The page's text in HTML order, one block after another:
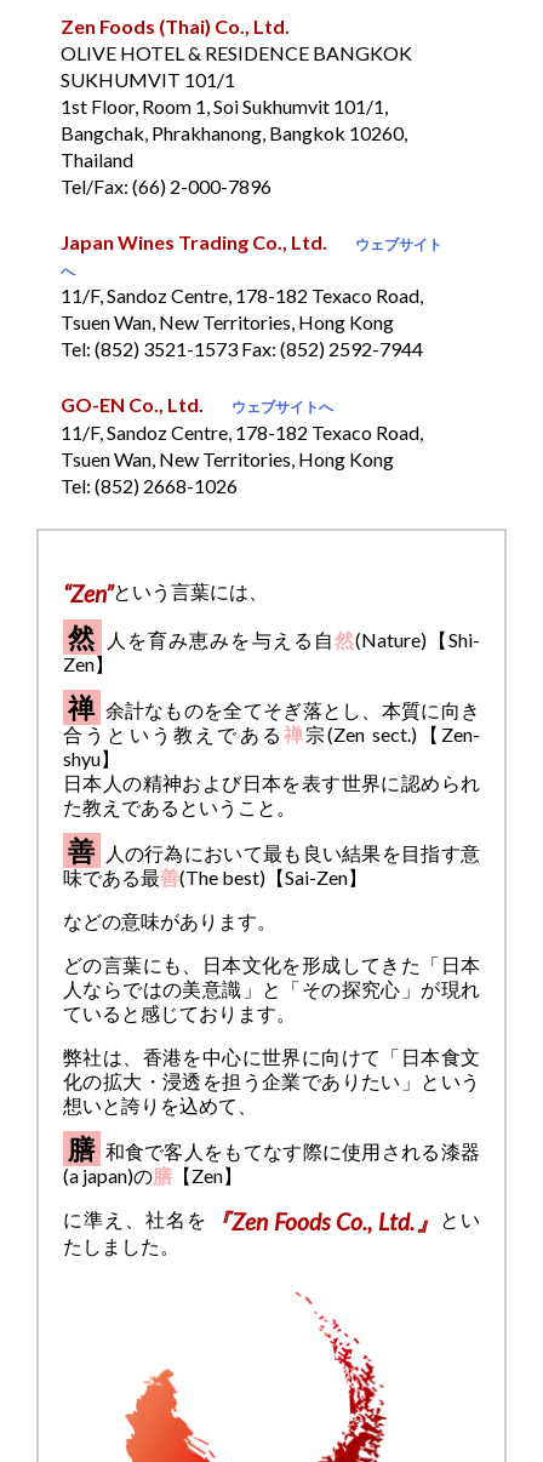
Zen Foods (Thai) Co., Ltd.
OLIVE HOTEL & RESIDENCE BANGKOK
SUKHUMVIT 101/1
1st Floor, Room 1, Soi Sukhumvit 101/1,
Bangchak, Phrakhanong, Bangkok 10260,
Thailand
Tel/Fax: (66) 2-000-7896
Japan Wines Trading Co., Ltd.
ウェブサイト
へ
11/F, Sandoz Centre, 178-182 Texaco Road,
Tsuen Wan, New Territories, Hong Kong
Tel: (852) 3521-1573 Fax: (852) 2592-7944
GO-EN Co., Ltd. ウェブサイトへ
11/F, Sandoz Centre, 178-182 Texaco Road,
Tsuen Wan, New Territories, Hong Kong
Tel: (852) 2668-1026
“Zen”という言葉には、
然 人を育み恵みを与える自然(Nature)【Shi-
Zen】
禅 余計なものを全てそぎ落とし、本質に向き
合うという教えである 禅宗(Zen sect.)【Zen-
shyu】
日本人の精神および日本を表す世界に認められ
た教えであるということ。
善
人の行為において最も良い結果を目指す意
味である最善(The best)【Sai-Zen】
などの意味があります。
どの言葉にも、日本文化を形成してきた「日本
人ならではの美意識」と「その探究心」が現れ
ていると感じております。
弊社は、香港を中心に世界に向けて「日本食文
化の拡大・浸透を担う企業でありたい」という
想いと誇りを込めて、
膳 和食で客人をもてなす際に使用される漆器
(a japan)の膳 【Zen】
に準え、社名を
『Zen Foods Co., Ltd.』
とい
たしました。